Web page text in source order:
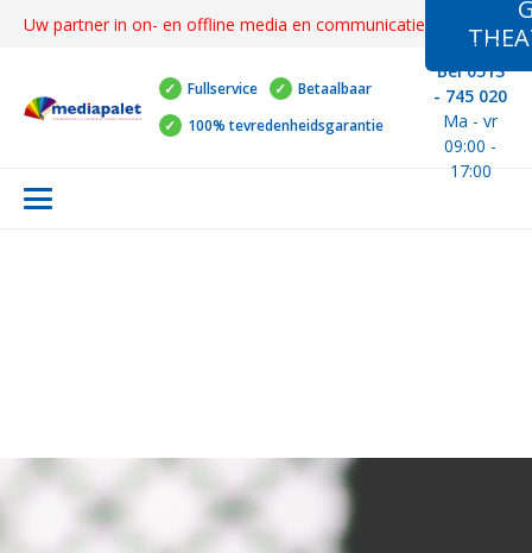
Uw partner in on- en offline media en communicatie
Fullservice
Betaalbaar
100% tevredenheidsgarantie
Vragen?
Bel 0513
- 745 020
Ma - vr
09:00 -
17:00